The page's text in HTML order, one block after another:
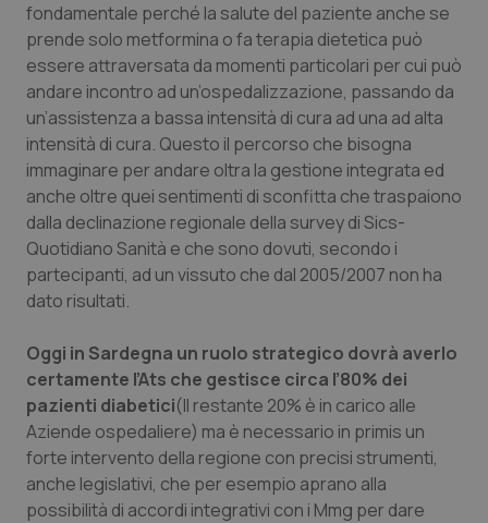
fondamentale perché la salute del paziente anche se
prende solo metformina o fa terapia dietetica può
essere attraversata da momenti particolari per cui può
andare incontro ad un’ospedalizzazione, passando da
un’assistenza a bassa intensità di cura ad una ad alta
intensità di cura. Questo il percorso che bisogna
immaginare per andare oltra la gestione integrata ed
anche oltre quei sentimenti di sconfitta che traspaiono
dalla declinazione regionale della survey di Sics-
Quotidiano Sanità e che sono dovuti, secondo i
partecipanti, ad un vissuto che dal 2005/2007 non ha
dato risultati.
Oggi in Sardegna un ruolo strategico dovrà averlo
certamente l’Ats che gestisce circa l’80% dei
pazienti diabetici(Il restante 20% è in carico alle
Aziende ospedaliere) ma è necessario in primis un
forte intervento della regione con precisi strumenti,
anche legislativi, che per esempio aprano alla
possibilità di accordi integrativi con i Mmg per dare